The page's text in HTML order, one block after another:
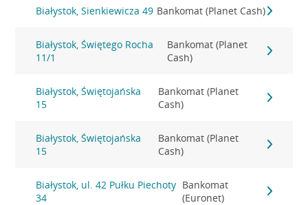
Białystok, Sienkiewicza 49 Bankomat (Planet Cash)
Białystok, Świętego Rocha
11/1
Bankomat (Planet
Cash)
Białystok, Świętojańska
15
Bankomat (Planet
Cash)
Białystok, Świętojańska
15
Bankomat (Planet
Cash)
Białystok, ul. 42 Pułku Piechoty
34
Bankomat
(Euronet)